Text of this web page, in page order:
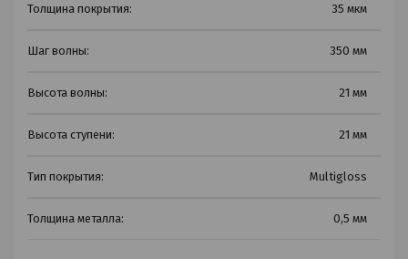
Толщина покрытия: 35 мкм
Шаг волны: 350 мм
Высота волны: 21 мм
Высота ступени: 21 мм
Тип покрытия: Multigloss
Толщина металла: 0,5 мм